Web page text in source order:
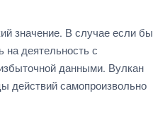
значение. В случае если бы
на деятельность с
данными. Вулкан
действий самопроизвольно